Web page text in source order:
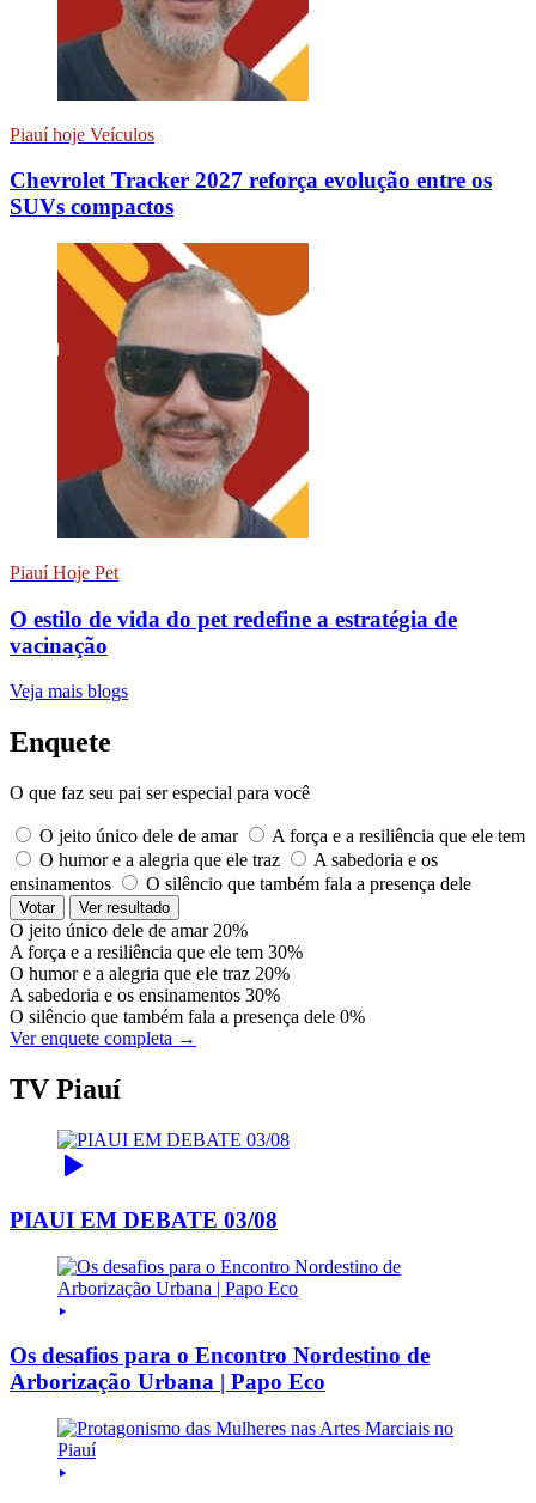
Piauí hoje Veículos
Chevrolet Tracker 2027 reforça evolução entre os
SUVs compactos
Piauí Hoje Pet
O estilo de vida do pet redefine a estratégia de
vacinação
Veja mais blogs
Enquete
O que faz seu pai ser especial para você
O jeito único dele de amar
A força e a resiliência que ele tem
O humor e a alegria que ele traz
A sabedoria e os
ensinamentos
O silêncio que também fala a presença dele
Votar Ver resultado
O jeito único dele de amar 20%
A força e a resiliência que ele tem 30%
O humor e a alegria que ele traz 20%
A sabedoria e os ensinamentos 30%
O silêncio que também fala a presença dele 0%
Ver enquete completa →
TV Piauí
PIAUI EM DEBATE 03/08
Os desafios para o Encontro Nordestino de
Arborização Urbana | Papo Eco